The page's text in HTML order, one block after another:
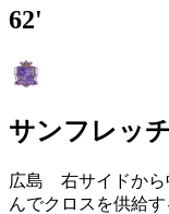
62'
サンフレッ
広島 右サイドから
んでクロスを供給